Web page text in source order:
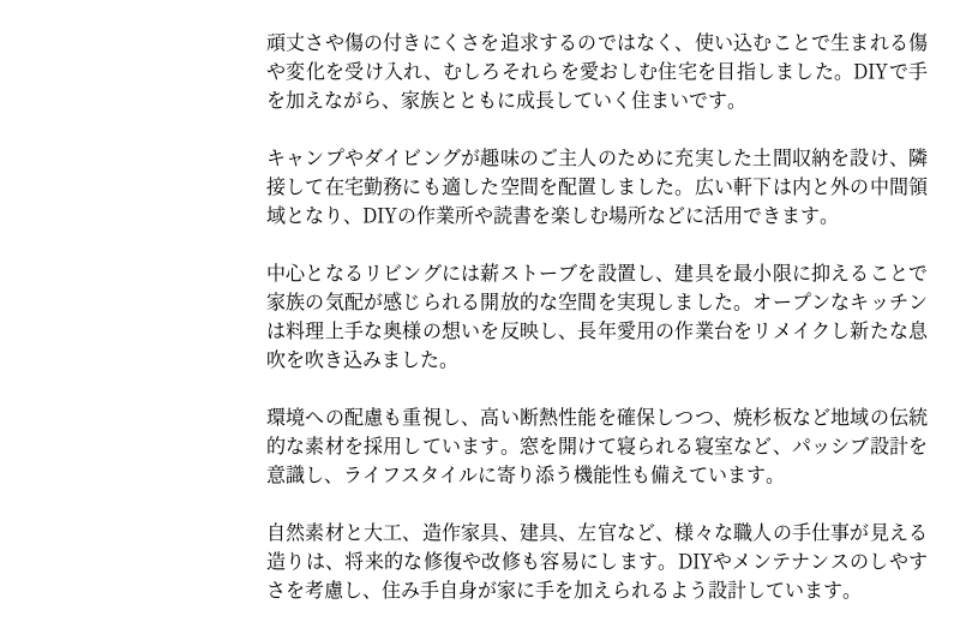
頑丈さや傷の付きにくさを追求するのではなく、使い込むことで生まれる傷
や変化を受け入れ、むしろそれらを愛おしむ住宅を目指しました。DIYで手
を加えながら、家族とともに成長していく住まいです。
キャンプやダイビングが趣味のご主人のために充実した土間収納を設け、隣
接して在宅勤務にも適した空間を配置しました。広い軒下は内と外の中間領
域となり、DIYの作業所や読書を楽しむ場所などに活用できます。
中心となるリビングには薪ストーブを設置し、建具を最小限に抑えることで
家族の気配が感じられる開放的な空間を実現しました。オープンなキッチン
は料理上手な奥様の想いを反映し、長年愛用の作業台をリメイクし新たな息
吹を吹き込みました。
環境への配慮も重視し、高い断熱性能を確保しつつ、焼杉板など地域の伝統
的な素材を採用しています。窓を開けて寝られる寝室など、パッシブ設計を
意識し、ライフスタイルに寄り添う機能性も備えています。
自然素材と大工、造作家具、建具、左官など、様々な職人の手仕事が見える
造りは、将来的な修復や改修も容易にします。DIYやメンテナンスのしやす
さを考慮し、住み手自身が家に手を加えられるよう設計しています。